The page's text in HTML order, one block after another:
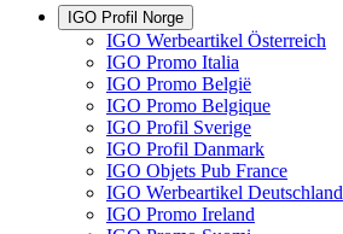
IGO Profil Norge
IGO Werbeartikel Österreich
IGO Promo Italia
IGO Promo België
IGO Promo Belgique
IGO Profil Sverige
IGO Profil Danmark
IGO Objets Pub France
IGO Werbeartikel Deutschland
IGO Promo Ireland